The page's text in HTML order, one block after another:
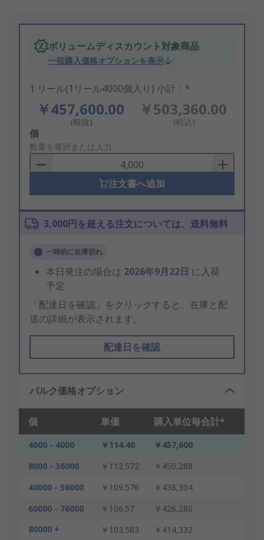
ボリュームディスカウント対象商品
一括購入価格オプションを表示
1 リール(1リール4000個入り) 小計：*
￥457,600.00
(税抜)
￥503,360.00
(税込)
Add
to
Basket
個
数量を選択または入力
注文書へ追加
3,000円を超える注文については、送料無料
一時的に在庫切れ
本日発注の場合は 2026年9月22日 に入荷
予定
「配達日を確認」をクリックすると、在庫と配
送の詳細が表示されます。
配達日を確認
バルク価格オプション
個 単価 購入単位毎合計*
4000 - 4000 ￥114.40
￥457,600
8000 - 36000
￥112.572
￥450,288
40000 - 56000
￥109.576
￥438,304
60000 - 76000
￥106.57
￥426,280
80000 +
￥103.583 ￥414,332